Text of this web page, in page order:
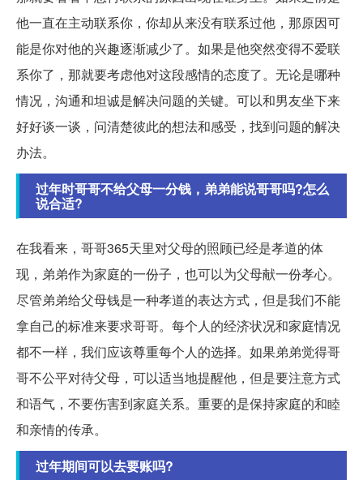
他一直在主动联系你，你却从来没有联系过他，那原因可
能是你对他的兴趣逐渐减少了。如果是他突然变得不爱联
系你了，那就要考虑他对这段感情的态度了。无论是哪种
情况，沟通和坦诚是解决问题的关键。可以和男友坐下来
好好谈一谈，问清楚彼此的想法和感受，找到问题的解决
办法。
过年时哥哥不给父母一分钱，弟弟能说哥哥吗?怎么
说合适?
在我看来，哥哥365天里对父母的照顾已经是孝道的体
现，弟弟作为家庭的一份子，也可以为父母献一份孝心。
尽管弟弟给父母钱是一种孝道的表达方式，但是我们不能
拿自己的标准来要求哥哥。每个人的经济状况和家庭情况
都不一样，我们应该尊重每个人的选择。如果弟弟觉得哥
哥不公平对待父母，可以适当地提醒他，但是要注意方式
和语气，不要伤害到家庭关系。重要的是保持家庭的和睦
和亲情的传承。
过年期间可以去要账吗?